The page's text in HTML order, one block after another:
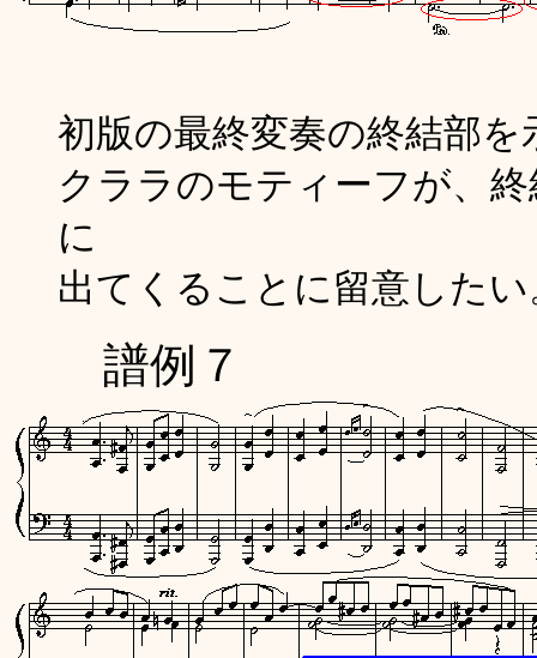
初版の最終変奏の終結部を
クララのモティーフが、
に
出てくることに留意したい
譜例７